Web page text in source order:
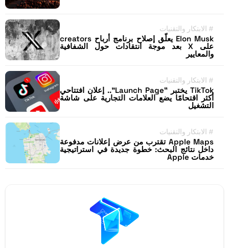
# الابتكار والتقنيات
Elon Musk يعلّق إصلاح برنامج أرباح creators
على X بعد موجة انتقادات حول الشفافية
والمعايير
# الابتكار والتقنيات
TikTok يختبر “Launch Page”.. إعلان افتتاحي
أكثر اقتحامًا يضع العلامات التجارية على شاشة
التشغيل
# الابتكار والتقنيات
Apple Maps تقترب من عرض إعلانات مدفوعة
داخل نتائج البحث: خطوة جديدة في استراتيجية
خدمات Apple